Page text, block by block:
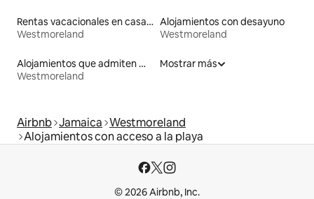
Rentas vacacionales en casas adosadas
Westmoreland
Alojamientos con desayuno
Westmoreland
Alojamientos que admiten mascotas
Westmoreland
Mostrar más
Airbnb Jamaica Westmoreland
Alojamientos con acceso a la playa
© 2026 Airbnb, Inc.